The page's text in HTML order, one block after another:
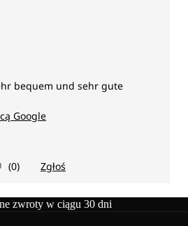
zwroty w ciągu 30 dni